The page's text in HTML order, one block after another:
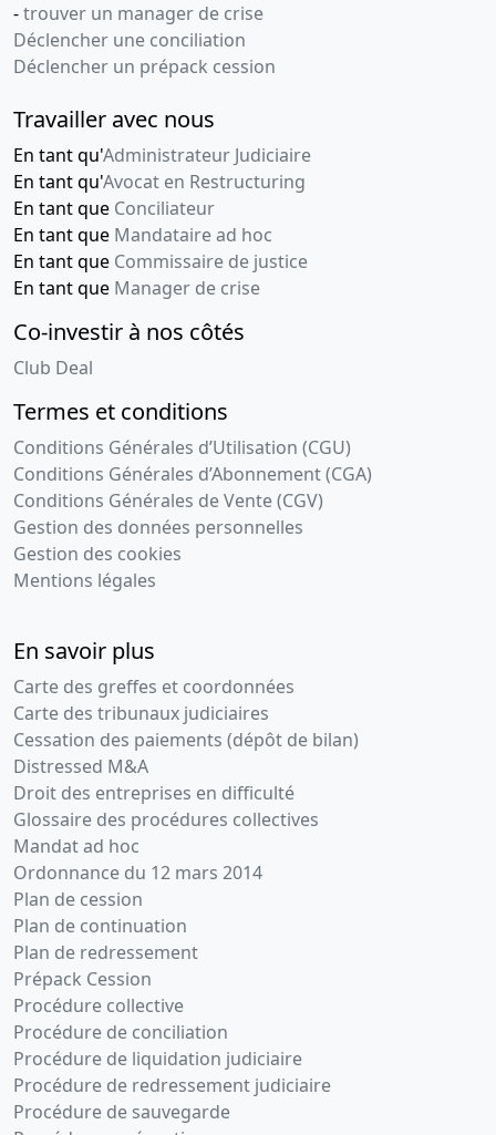
-trouver un manager de crise
Déclencher une conciliation
Déclencher un prépack cession
Travailler avec nous
En tant qu'Administrateur Judiciaire
En tant qu'Avocat en Restructuring
En tant que Conciliateur
En tant que Mandataire ad hoc
En tant que Commissaire de justice
En tant que Manager de crise
Co-investir à nos côtés
Club Deal
Termes et conditions
Conditions Générales d’Utilisation (CGU)
Conditions Générales d’Abonnement (CGA)
Conditions Générales de Vente (CGV)
Gestion des données personnelles
Gestion des cookies
Mentions légales
En savoir plus
Carte des greffes et coordonnées
Carte des tribunaux judiciaires
Cessation des paiements (dépôt de bilan)
Distressed M&A
Droit des entreprises en difficulté
Glossaire des procédures collectives
Mandat ad hoc
Ordonnance du 12 mars 2014
Plan de cession
Plan de continuation
Plan de redressement
Prépack Cession
Procédure collective
Procédure de conciliation
Procédure de liquidation judiciaire
Procédure de redressement judiciaire
Procédure de sauvegarde